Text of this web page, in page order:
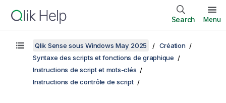
Search Menu
Qlik Sense sous Windows May 2025
Création
Syntaxe des scripts et fonctions de graphique
Instructions de script et mots-clés
Instructions de contrôle de script